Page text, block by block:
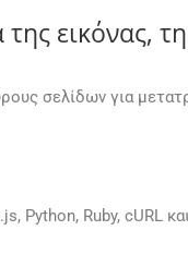
εικόνας, τη
σελίδων για
Python, Ruby, cURL